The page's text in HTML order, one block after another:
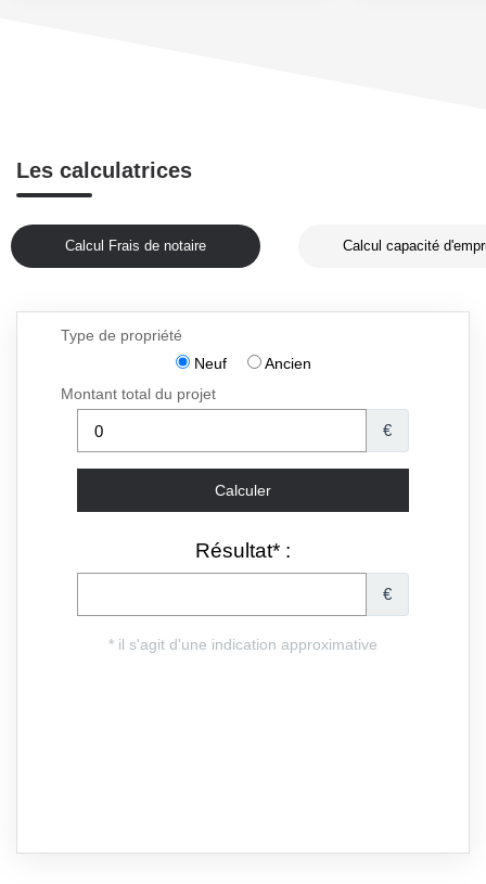
Les calculatrices
Calcul Frais de notaire Calcul capacité